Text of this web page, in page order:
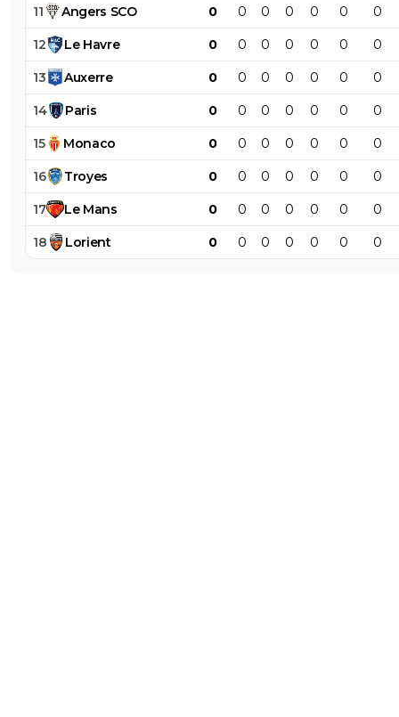
11 Angers SCO 0 0 0 0 0 0 0
12 Le Havre 0 0 0 0 0 0 0
13 Auxerre 0 0 0 0 0 0 0
14 Paris 0 0 0 0 0 0 0
15 Monaco 0 0 0 0 0 0 0
16 Troyes 0 0 0 0 0 0 0
17 Le Mans 0 0 0 0 0 0 0
18 Lorient 0 0 0 0 0 0 0